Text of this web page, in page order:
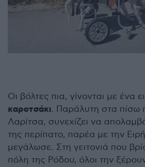
Οι βόλτες πια, γίνονται με ένα
καροτσάκι. Παράλυτη στα πίσω
Λαρίτσα, συνεχίζει να
της περίπατο, παρέα με την
μεγάλωσε. Στη γειτονιά που
πόλη της Ρόδου, όλοι την